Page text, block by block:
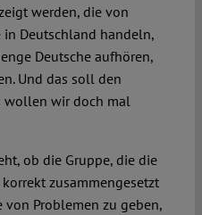
werden, die von
in Deutschland handeln,
Deutsche aufhören,
Und das soll den
wollen wir doch mal
ob die Gruppe, die die
zusammengesetzt
von Problemen zu geben,